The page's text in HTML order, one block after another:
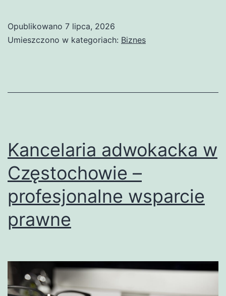
Opublikowano 7 lipca, 2026
Umieszczono w kategoriach: Biznes
Kancelaria adwokacka w
Częstochowie –
profesjonalne wsparcie
prawne